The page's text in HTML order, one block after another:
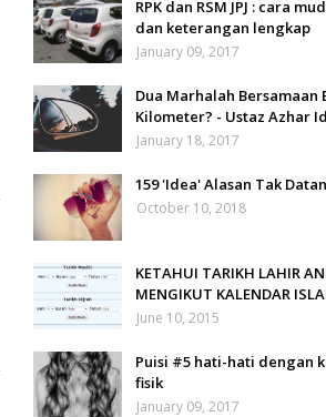
RPK dan RSM JPJ : cara
dan keterangan lengkap
January 09, 2017
Dua Marhalah Bersamaan
Kilometer? - Ustaz Azhar
January 18, 2017
159 'Idea' Alasan Tak
October 10, 2018
KETAHUI TARIKH LAHIR
MENGIKUT KALENDAR
June 10, 2015
Puisi #5 hati-hati dengan
fisik
January 09, 2017